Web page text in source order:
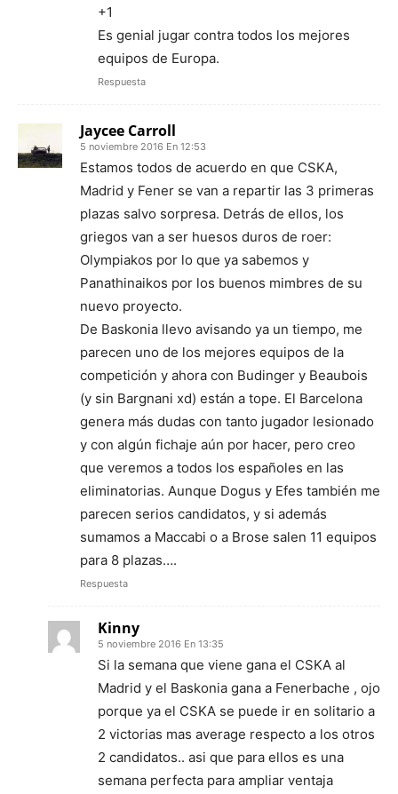
+1
Es genial jugar contra todos los mejores
equipos de Europa.
Respuesta
Jaycee Carroll
5 noviembre 2016 En 12:53
Estamos todos de acuerdo en que CSKA,
Madrid y Fener se van a repartir las 3 primeras
plazas salvo sorpresa. Detrás de ellos, los
griegos van a ser huesos duros de roer:
Olympiakos por lo que ya sabemos y
Panathinaikos por los buenos mimbres de su
nuevo proyecto.
De Baskonia llevo avisando ya un tiempo, me
parecen uno de los mejores equipos de la
competición y ahora con Budinger y Beaubois
(y sin Bargnani xd) están a tope. El Barcelona
genera más dudas con tanto jugador lesionado
y con algún fichaje aún por hacer, pero creo
que veremos a todos los españoles en las
eliminatorias. Aunque Dogus y Efes también me
parecen serios candidatos, y si además
sumamos a Maccabi o a Brose salen 11 equipos
para 8 plazas….
Respuesta
Kinny
5 noviembre 2016 En 13:35
Si la semana que viene gana el CSKA al
Madrid y el Baskonia gana a Fenerbache , ojo
porque ya el CSKA se puede ir en solitario a
2 victorias mas average respecto a los otros
2 candidatos.. asi que para ellos es una
semana perfecta para ampliar ventaja